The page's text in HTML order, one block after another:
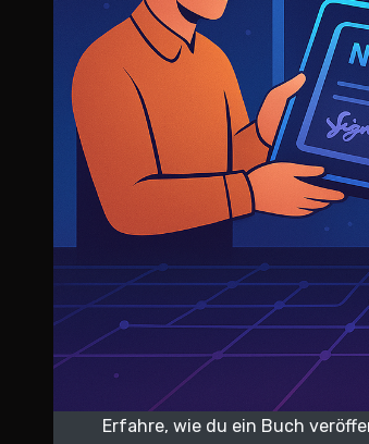
Erfahre, wie du ein Buch